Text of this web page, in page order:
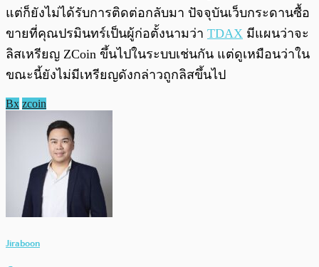
แต่ก็ยังไม่ได้รับการติดต่อกลับมา ปัจจุบันเว็บกระดานซื้อ
ขายที่คุณปรมินทร์เป็นผู้ก่อตั้งนามว่า TDAX มีแผนว่าจะ
ลิสเหรียญ ZCoin ขึ้นไปในระบบเช่นกัน แต่ดูเหมือนว่าใน
ขณะนี้ยังไม่มีเหรียญดังกล่าวถูกลิสขึ้นไป
Bx zcoin
Jiraboon